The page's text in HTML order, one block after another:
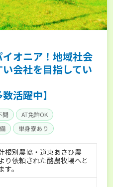
オニア！地域社会
会社を目指してい
活躍中】
問
AT免許OK
単身寮あり
根別農協・道東あさひ農
り依頼された酪農牧場へと
。